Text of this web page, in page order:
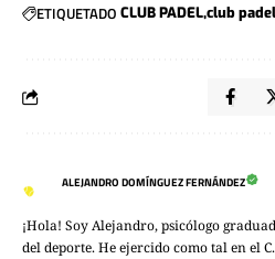
ETIQUETADO CLUB PADELclub
ALEJANDRO DOMÍNGUEZ FERNÁNDEZ
¡Hola! Soy Alejandro, psicólogo
del deporte. He ejercido como tal en el